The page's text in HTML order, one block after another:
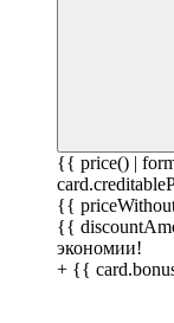
{{ price() |
{{
{{
экономии!
+ {{